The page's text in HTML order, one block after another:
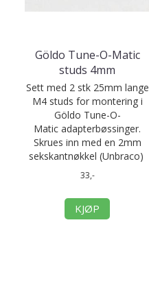
Göldo Tune-O-Matic
studs 4mm
Sett med 2 stk 25mm lange
M4 studs for montering i
Göldo Tune-O-
Matic adapterbøssinger.
Skrues inn med en 2mm
sekskantnøkkel (Unbraco)
33,-
KJØP